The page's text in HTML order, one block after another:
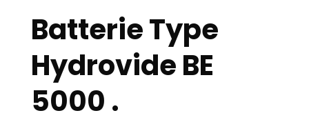
Batterie Type
Hydrovide BE
5000 .